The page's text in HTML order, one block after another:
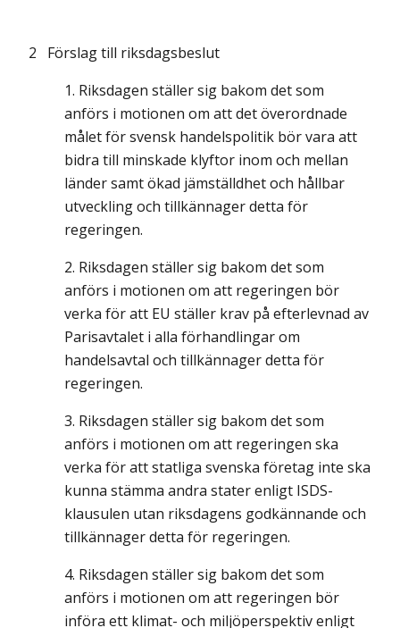
2 Förslag till riksdagsbeslut
Riksdagen ställer sig bakom det som
anförs i motionen om att det överordnade
målet för svensk handelspolitik bör vara att
bidra till minskade klyftor inom och mellan
länder samt ökad jämställdhet och hållbar
utveckling och tillkännager detta för
regeringen.
Riksdagen ställer sig bakom det som
anförs i motionen om att regeringen bör
verka för att EU ställer krav på efterlevnad av
Parisavtalet i alla förhandlingar om
handelsavtal och tillkännager detta för
regeringen.
Riksdagen ställer sig bakom det som
anförs i motionen om att regeringen ska
verka för att statliga svenska företag inte ska
kunna stämma andra stater enligt ISDS-
klausulen utan riksdagens godkännande och
tillkännager detta för regeringen.
Riksdagen ställer sig bakom det som
anförs i motionen om att regeringen bör
införa ett klimat- och miljöperspektiv enligt